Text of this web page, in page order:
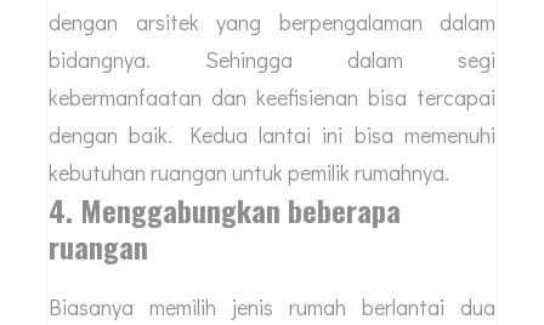
dengan arsitek yang berpengalaman dalam
bidangnya. Sehingga dalam segi
kebermanfaatan dan keefisienan bisa tercapai
dengan baik. Kedua lantai ini bisa memenuhi
kebutuhan ruangan untuk pemilik rumahnya.
4. Menggabungkan beberapa
ruangan
Biasanya memilih jenis rumah berlantai dua